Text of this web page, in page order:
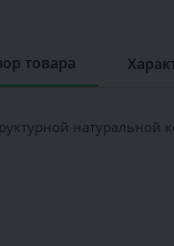
товара
натуральной